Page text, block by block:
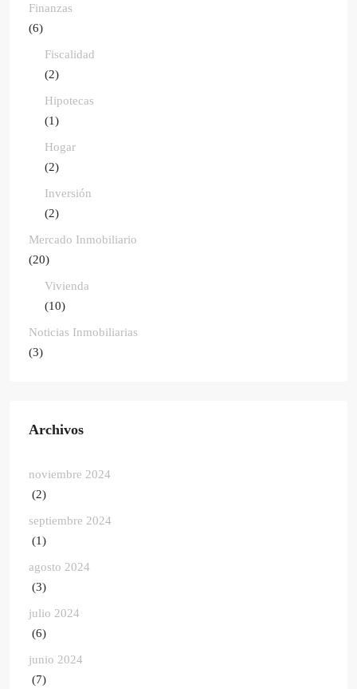
Finanzas
(6)
Fiscalidad
(2)
Hipotecas
(1)
Hogar
(2)
Inversión
(2)
Mercado Inmobiliario
(20)
Vivienda
(10)
Noticias Inmobiliarias
(3)
Archivos
noviembre 2024
(2)
septiembre 2024
(1)
agosto 2024
(3)
julio 2024
(6)
junio 2024
(7)